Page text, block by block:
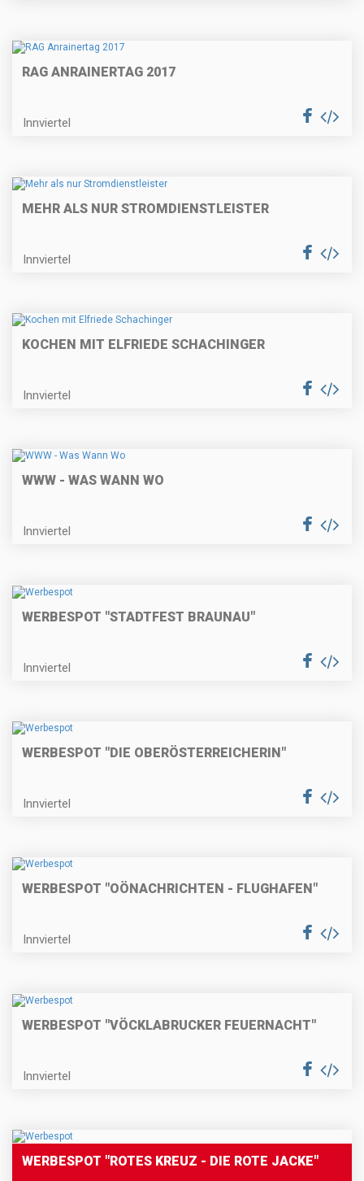
RAG ANRAINERTAG 2017
Innviertel
MEHR ALS NUR STROMDIENSTLEISTER
Innviertel
KOCHEN MIT ELFRIEDE SCHACHINGER
Innviertel
WWW - WAS WANN WO
Innviertel
WERBESPOT "STADTFEST BRAUNAU"
Innviertel
WERBESPOT "DIE OBERÖSTERREICHERIN"
Innviertel
WERBESPOT "OÖNACHRICHTEN - FLUGHAFEN"
Innviertel
WERBESPOT "VÖCKLABRUCKER FEUERNACHT"
Innviertel
WERBESPOT "ROTES KREUZ - DIE ROTE JACKE"